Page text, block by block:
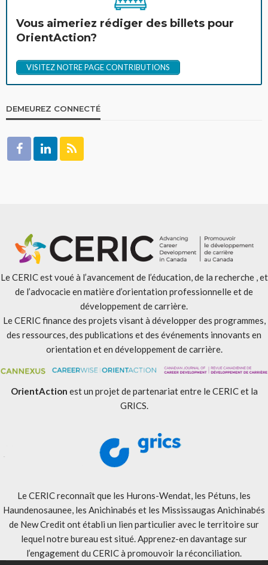
Vous aimeriez rédiger des billets pour
OrientAction?
VISITEZ NOTRE PAGE CONTRIBUTIONS
DEMEUREZ CONNECTÉ
Le CERIC est voué à l’avancement de l’éducation, de la recherche , et
de l’advocacie en matière d’orientation professionnelle et de
développement de carrière.
Le CERIC finance des projets visant à développer des programmes,
des ressources, des publications et des événements innovants en
orientation et en développement de carrière.
OrientAction est un projet de partenariat entre le CERIC et la
GRICS.
Le CERIC reconnaît que les Hurons-Wendat, les Pétuns, les
Haundenosaunee, les Anichinabés et les Mississaugas Anichinabés
de New Credit ont établi un lien particulier avec le territoire sur
lequel notre bureau est situé. Apprenez-en davantage sur
l’engagement du CERIC à promouvoir la réconciliation.